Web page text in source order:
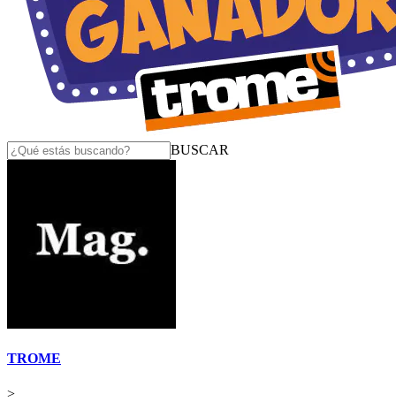
BUSCAR
TROME
>